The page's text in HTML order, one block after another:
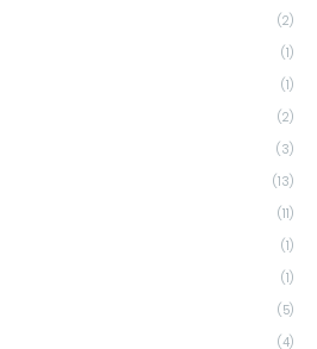
(2)
(1)
(1)
(2)
(3)
(13)
(11)
(1)
(1)
(5)
(4)